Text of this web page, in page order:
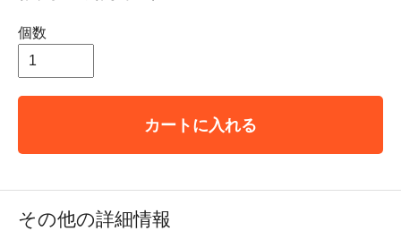
個数
カートに入れる
その他の詳細情報